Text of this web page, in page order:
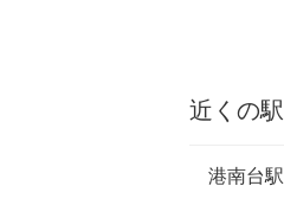
近くの駅
港南台駅